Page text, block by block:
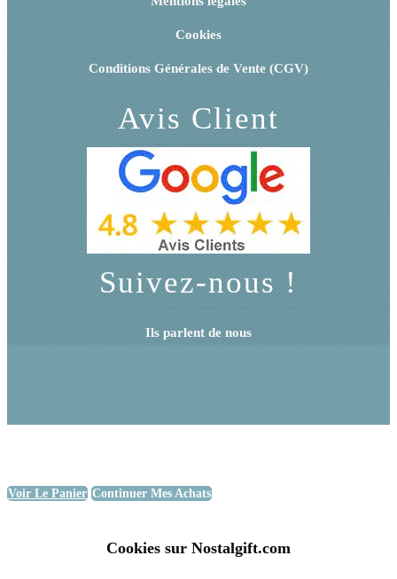
Cookies
Conditions Générales de Vente (CGV)
Avis Client
Suivez-nous !
Ils parlent de nous
Voir Le Panier Continuer Mes Achats
Cookies sur Nostalgift.com